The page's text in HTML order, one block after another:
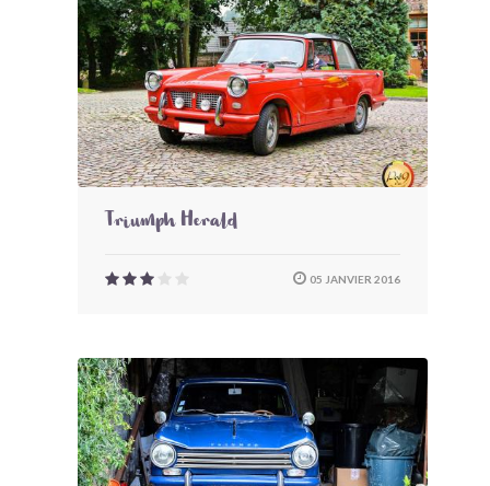
Triumph Herald
05 JANVIER 2016